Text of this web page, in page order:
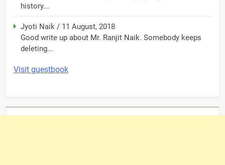
history...
Jyoti Naik / 11 August, 2018
Good write up about Mr. Ranjit Naik. Somebody keeps
deleting...
Visit guestbook